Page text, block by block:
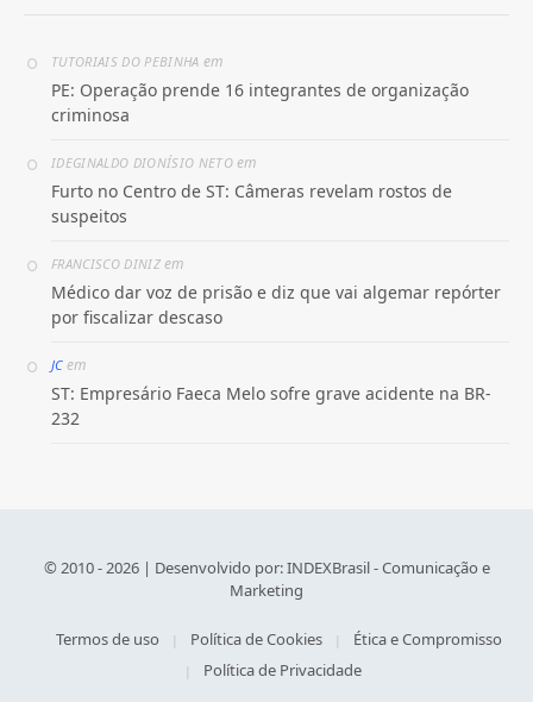
TUTORIAIS DO PEBINHA em
PE: Operação prende 16 integrantes de organização
criminosa
IDEGINALDO DIONÍSIO NETOem
Furto no Centro de ST: Câmeras revelam rostos de
suspeitos
FRANCISCO DINIZem
Médico dar voz de prisão e diz que vai algemar repórter
por fiscalizar descaso
JCem
ST: Empresário Faeca Melo sofre grave acidente na BR-
232
© 2010 - 2026 | Desenvolvido por:INDEXBrasil - Comunicação e
Marketing
Termos de uso Política de Cookies
Ética e Compromisso
Política de Privacidade